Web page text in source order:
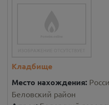
Кладбище
Место нахождения:
Беловский район